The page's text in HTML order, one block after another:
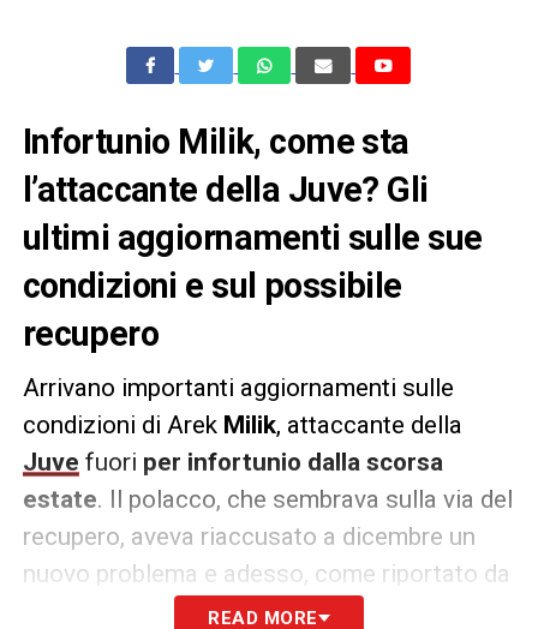
Infortunio Milik, come sta
l’attaccante della Juve? Gli
ultimi aggiornamenti sulle sue
condizioni e sul possibile
recupero
Arrivano importanti aggiornamenti sulle
condizioni di Arek Milik, attaccante della
Juve fuori per infortunio dalla scorsa
estate. Il polacco, che sembrava sulla via del
recupero, aveva riaccusato a dicembre un
nuovo problema e adesso, come riportato da
Giovanni Albanese, staproseguendo le cure
READ MORE